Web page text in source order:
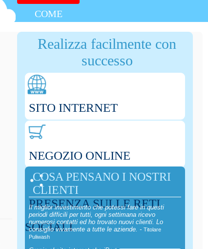
COME
Realizza facilmente con
successo
SITO INTERNET
NEGOZIO ONLINE
PRESENZA SULLE RETI
SOCIALI
COSA PENSANO I NOSTRI
CLIENTI
Il miglior investimento che potessi fare in questi
periodi difficili per tutti, ogni settimana ricevo
numerosi contatti ed ho trovato nuovi clienti. Lo
consiglio vivamente a tutte le aziende. - Titolare
Puliwash